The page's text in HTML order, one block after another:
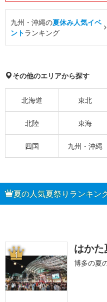
九州・沖縄の夏休み人気イベ
ントランキング
その他のエリアから探す
北海道 東北
北陸 東海
四国 九州・沖縄
夏の人気夏祭りランキン
1 はか
博多の夏